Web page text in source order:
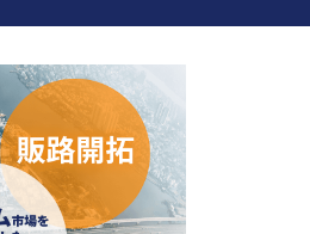
M&A動向
ベトナム企業買収・出資